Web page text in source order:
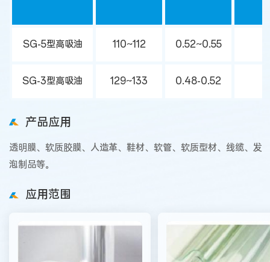
SG-5型高吸油 110~112 0.52~0.55
SG-3型高吸油 129~133 0.48-0.52
产品应用
透明膜、软质胶膜、人造革、鞋材、软管、软质型材、线缆、发
泡制品等。
应用范围